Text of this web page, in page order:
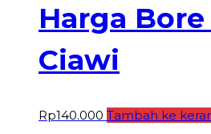
Harga
Ciawi
Rp140.000 Tambah ke